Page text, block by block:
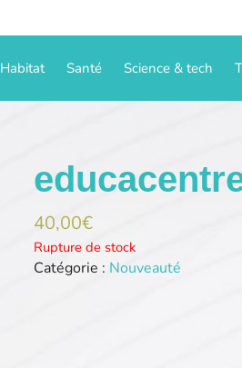
Habitat Santé Science & tech
40,00€
Rupture de stock
Catégorie : Nouveauté